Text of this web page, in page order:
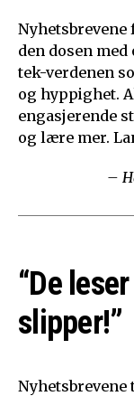
den dosen
tek-verdenen
og hyppighet.
engasjerende
og lære mer.
–
“De
slipper!”